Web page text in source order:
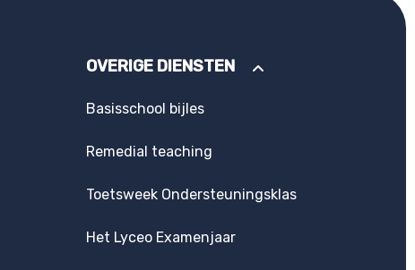
OVERIGE DIENSTEN
Basisschool bijles
Remedial teaching
Toetsweek Ondersteuningsklas
Het Lyceo Examenjaar